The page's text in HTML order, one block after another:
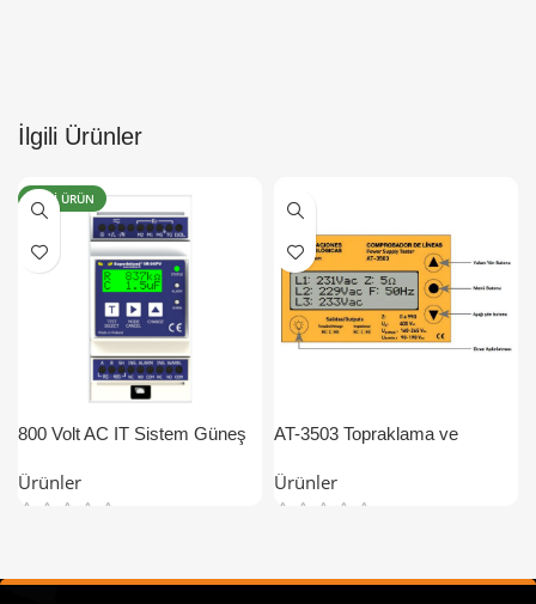
İlgili Ürünler
YENI ÜRÜN
800 Volt AC IT Sistem Güneş
Kontrol, İzleme ve Koruma
Cihazı
Ürünler
AT-3503 Topraklama ve
Ürünler